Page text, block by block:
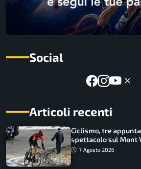
Social
Articoli recenti
Ciclismo, tre
spettacolo sul Mont
come vederli
7 Agosto 2026